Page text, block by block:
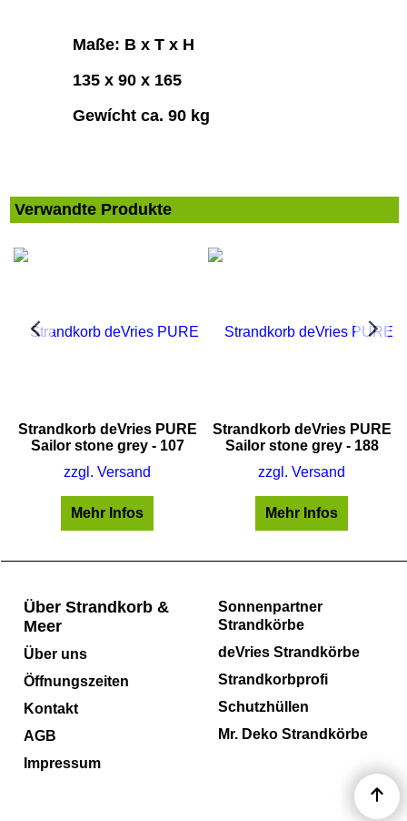
Maße: B x T x H
135 x 90 x 165
Gewícht ca. 90 kg
Verwandte Produkte
Strandkorb deVries PURE
Sailor stone grey - 107
zzgl. Versand
Mehr Infos
Strandkorb deVries PURE
Sailor stone grey - 188
zzgl. Versand
Mehr Infos
Sonnenpartner
Strandkörbe
deVries Strandkörbe
Strandkorbprofi
Schutzhüllen
Mr. Deko Strandkörbe
Über Strandkorb &
Meer
Über uns
Öffnungszeiten
Kontakt
AGB
Impressum